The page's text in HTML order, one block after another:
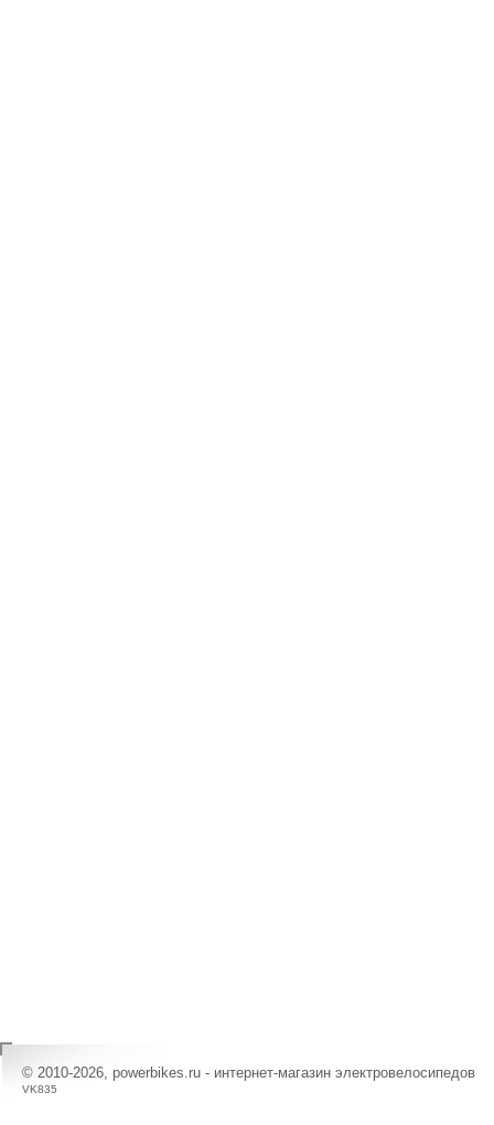
© 2010-2026, powerbikes.ru - интернет-магазин электровелосипедов
VK835